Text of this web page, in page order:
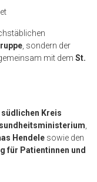
, sondern der
mit dem St.
südlichen Kreis
Hendele sowie den
für Patientinnen und